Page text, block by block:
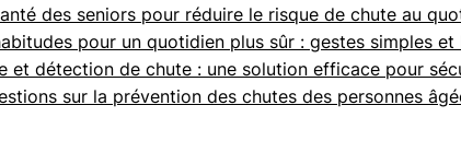
des seniors pour réduire le risque de chute au
pour un quotidien plus sûr : gestes simples
et détection de chute : une solution efficace pour
sur la prévention des chutes des personnes